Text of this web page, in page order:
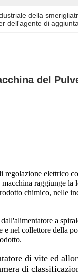
della
dell'agente di aggiunta
del
elettrico
raggiunge la
chimico, nelle
a
e nel collettore della
di vite ed
di